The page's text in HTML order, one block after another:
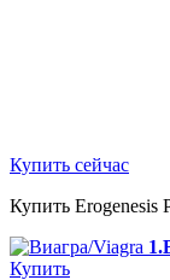
Купить сейчас
Купить Erogenesis
Купить